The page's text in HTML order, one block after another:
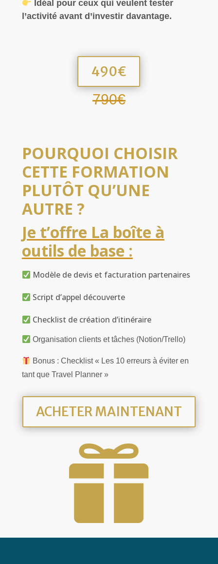
Idéal pour ceux qui veulent tester
l’activité avant d’investir davantage.
490€
790€
POURQUOI CHOISIR
CETTE FORMATION
PLUTÔT QU’UNE
AUTRE ?
Je t’offre La boîte à
outils de base :
Modèle de devis et facturation partenaires
Script d’appel découverte
Checklist de création d’itinéraire
Organisation clients et tâches (Notion/Trello)
Bonus : Checklist « Les 10 erreurs à éviter en
tant que Travel Planner »
ACHETER MAINTENANT
